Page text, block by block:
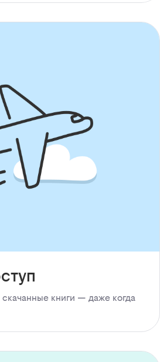
скачанные книги — даже когда